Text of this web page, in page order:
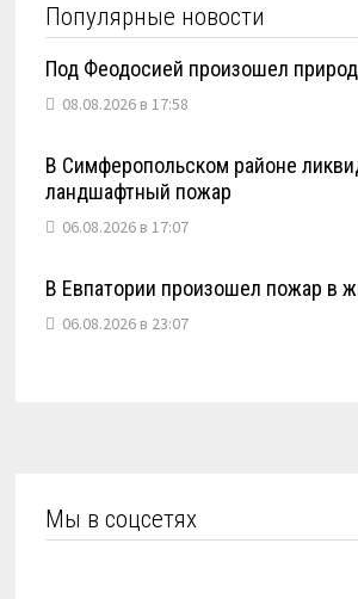
Популярные новости
Под Феодосией произошел
08.08.2026 в 17:58
В Симферопольском районе
ландшафтный пожар
06.08.2026 в 17:07
В Евпатории произошел пожар в
06.08.2026 в 23:07
Мы в соцсетях